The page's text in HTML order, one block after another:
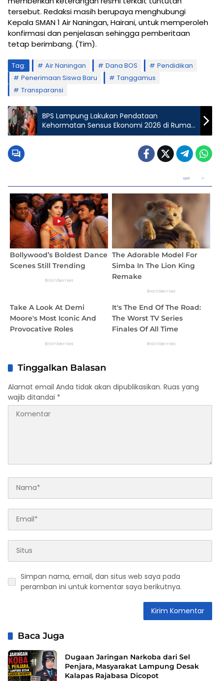
tersebut. Redaksi masih berupaya menghubungi
Kepala SMAN 1 Air Naningan, Hairani, untuk memperoleh
konfirmasi dan penjelasan sehingga pemberitaan
tetap berimbang. (Tim).
Tag: Air Naningan Dana BOS
Pendidikan
Penerimaan Siswa Baru
Tanggamus
Transparansi
BPS Lampung Lakukan Pendataan
Kehormatan Sensus Ekonomi 2026 di Rumah
Sekdaprov
Tinggalkan Balasan
Alamat email Anda tidak akan dipublikasikan. Ruas yang
wajib ditandai *
Simpan nama, email, dan situs web saya pada
peramban ini untuk komentar saya berikutnya.
Baca Juga
Dugaan Jaringan Narkoba dari Sel
Penjara, Masyarakat Lampung Desak
Kalapas Rajabasa Dicopot